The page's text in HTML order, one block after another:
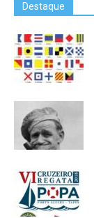
Destaque